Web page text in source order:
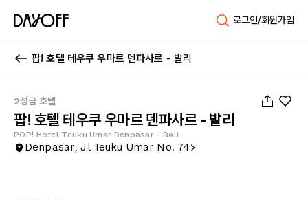
로그인/회원가입
팝! 호텔 테우쿠 우마르 덴파사르 - 발리
2성급 호텔
팝! 호텔 테우쿠 우마르 덴파사르 - 발리
POP! Hotel Teuku Umar Denpasar - Bali
Denpasar, Jl Teuku Umar No. 74